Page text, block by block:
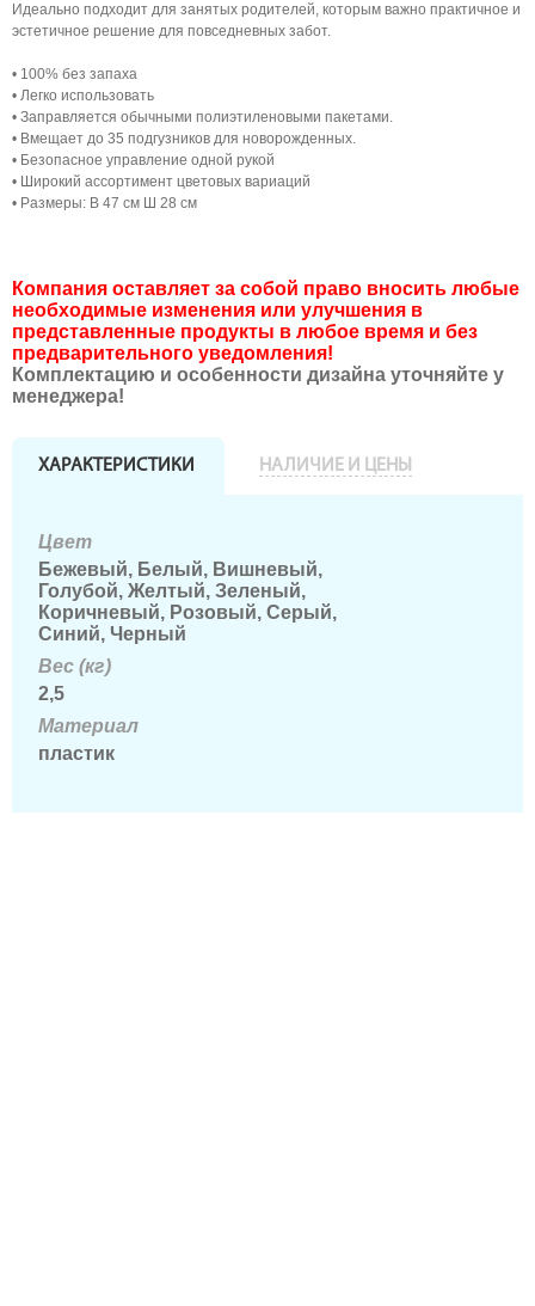
Идеально подходит для занятых родителей, которым важно практичное и
эстетичное решение для повседневных забот.
• 100% без запаха
• Легко использовать
• Заправляется обычными полиэтиленовыми пакетами.
• Вмещает до 35 подгузников для новорожденных.
• Безопасное управление одной рукой
• Широкий ассортимент цветовых вариаций
• Размеры: В 47 см Ш 28 см
Компания оставляет за собой право вносить любые
необходимые изменения или улучшения в
представленные продукты в любое время и без
предварительного уведомления!
Комплектацию и особенности дизайна уточняйте у
менеджера!
ХАРАКТЕРИСТИКИ НАЛИЧИЕ И ЦЕНЫ
Цвет
Бежевый, Белый, Вишневый,
Голубой, Желтый, Зеленый,
Коричневый, Розовый, Серый,
Синий, Черный
Вес (кг)
2,5
Материал
пластик